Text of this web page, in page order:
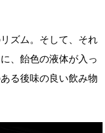
ズム。そして、それ
、飴色の液体が入っ
る後味の良い飲み物